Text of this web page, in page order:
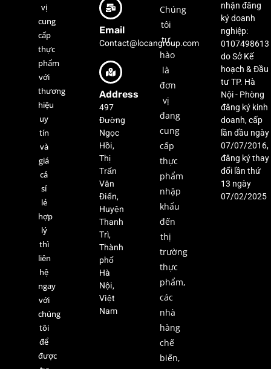
vị
cung
cấp
thực
phẩm
với
thương
hiệu
uy
tín
và
giá
cả
sỉ
lẻ
hợp
lý
thì
liên
hệ
ngay
với
chúng
tôi
để
được
Email
Contact@locangroup.com
Address
497
Đường
Ngọc
Hồi,
Thị
Trấn
Văn
Điển,
Huyện
Thanh
Trì,
Thành
phố
Hà
Nội,
Việt
Nam
Chúng
tôi
tự
hào
là
đơn
vị
đang
cung
cấp
thực
phẩm
nhập
khẩu
đến
thị
trường
thực
phẩm,
các
nhà
hàng
chế
biến,
nhận đăng
ký doanh
nghiệp:
0107498613
do Sở Kế
hoạch & Đầu
tư TP. Hà
Nội - Phòng
đăng ký kinh
doanh, cấp
lần đầu ngày
07/07/2016,
đăng ký thay
đổi lần thứ
13 ngày
07/02/2025